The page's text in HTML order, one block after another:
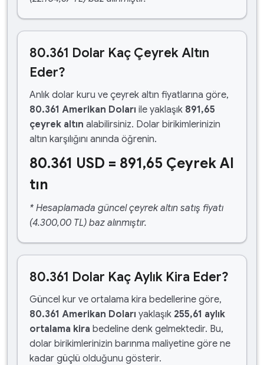
80.361 Dolar Kaç Çeyrek Altın
Eder?
Anlık dolar kuru ve çeyrek altın fiyatlarına göre,
80.361 Amerikan Doları ile yaklaşık 891,65
çeyrek altın alabilirsiniz. Dolar birikimlerinizin
altın karşılığını anında öğrenin.
80.361 USD = 891,65 Çeyrek Al
tın
* Hesaplamada güncel çeyrek altın satış fiyatı
(4.300,00 TL) baz alınmıştır.
80.361 Dolar Kaç Aylık Kira Eder?
Güncel kur ve ortalama kira bedellerine göre,
80.361 Amerikan Doları yaklaşık 255,61 aylık
ortalama kira bedeline denk gelmektedir. Bu,
dolar birikimlerinizin barınma maliyetine göre ne
kadar güçlü olduğunu gösterir.